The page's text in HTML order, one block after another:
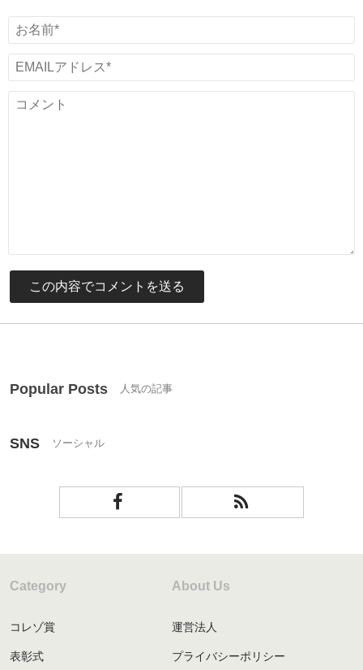
Popular Posts
SNS
Category
コレゾ賞
表彰式
About Us
運営法人
プライバシーポリシー